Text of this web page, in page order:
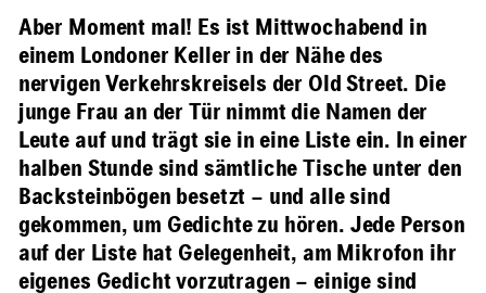
Aber Moment mal! Es ist Mittwochabend in
einem Londoner Keller in der Nähe des
nervigen Verkehrskreisels der Old Street. Die
junge Frau an der Tür nimmt die Namen der
Leute auf und trägt sie in eine Liste ein. In einer
halben Stunde sind sämtliche Tische unter den
Backsteinbögen besetzt – und alle sind
gekommen, um Gedichte zu hören. Jede Person
auf der Liste hat Gelegenheit, am Mikrofon ihr
eigenes Gedicht vorzutragen – einige sind